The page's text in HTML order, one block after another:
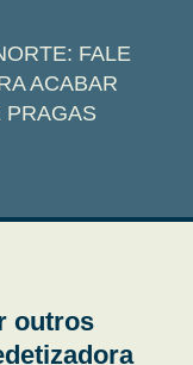
FALE
ACABAR
PRAGAS
outros